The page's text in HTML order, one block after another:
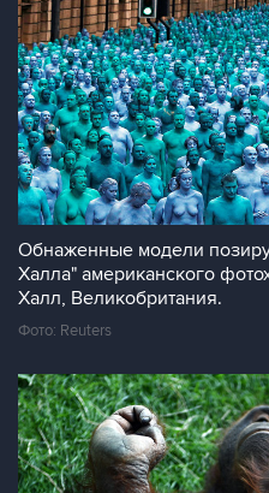
Обнаженные модели
Халла" американского
Халл, Великобритания.
Фото: Reuters